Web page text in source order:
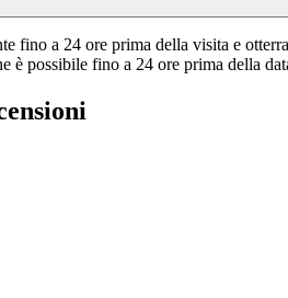
fino a 24 ore prima della visita e
è possibile fino a 24 ore prima della